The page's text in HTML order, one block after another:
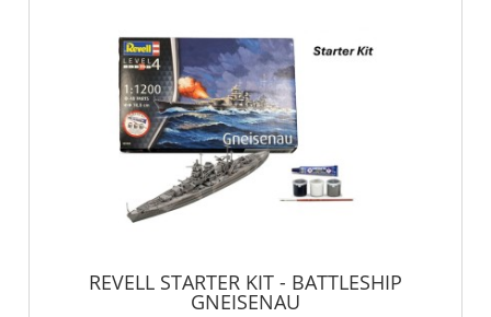
REVELL STARTER KIT - BATTLESHIP
GNEISENAU